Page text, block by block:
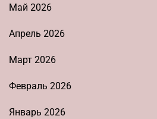
Май 2026
Апрель 2026
Март 2026
Февраль 2026
Январь 2026